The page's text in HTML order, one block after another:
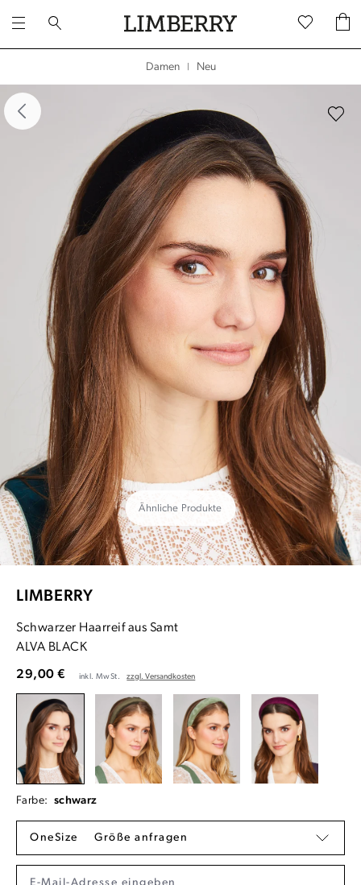
Damen Neu
überspringen
Ähnliche Produkte
LIMBERRY
Schwarzer Haarreif aus Samt
ALVA BLACK
29,00 € inkl. MwSt. zzgl. Versandkosten
Farbe: schwarz
OneSize Größe anfragen